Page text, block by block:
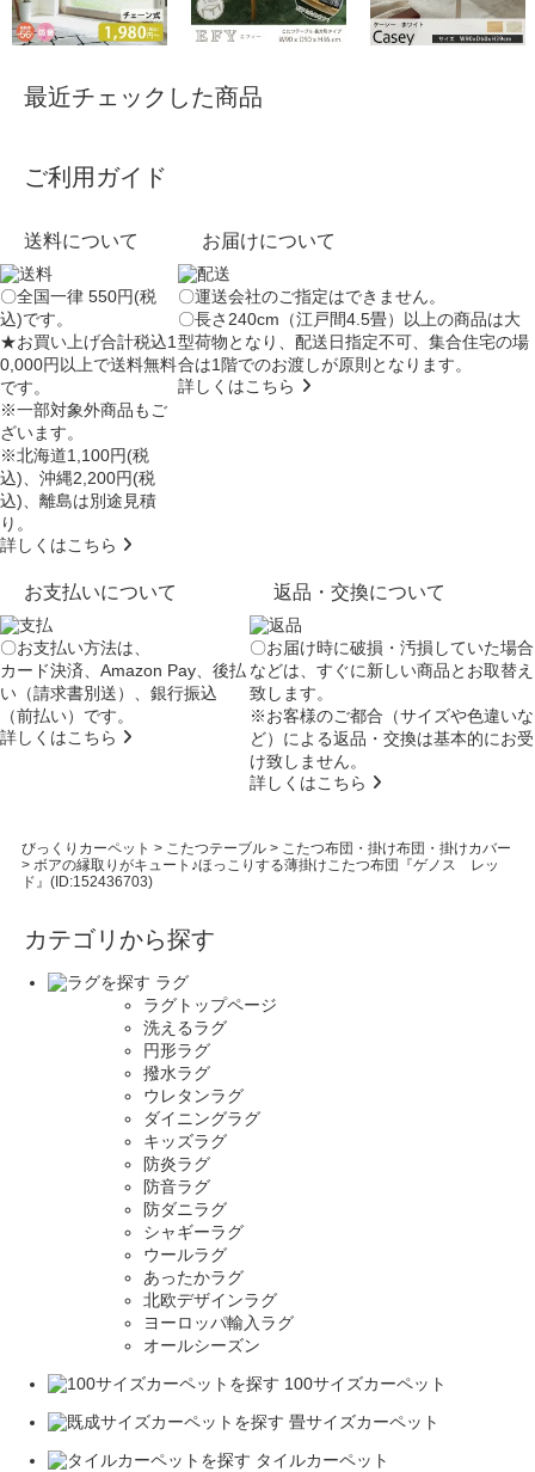
最近チェックした商品
ご利用ガイド
送料について
〇全国一律 550円(税
込)です。
★お買い上げ合計税込1
0,000円以上で送料無料
です。
※一部対象外商品もご
ざいます。
※北海道1,100円(税
込)、沖縄2,200円(税
込)、離島は別途見積
り。
詳しくはこちら
お届けについて
〇運送会社のご指定はできません。
〇長さ240cm（江戸間4.5畳）以上の商品は大
型荷物となり、配送日指定不可、集合住宅の場
合は1階でのお渡しが原則となります。
詳しくはこちら
お支払いについて
〇お支払い方法は、
カード決済、Amazon Pay、後払
い（請求書別送）、銀行振込
（前払い）です。
詳しくはこちら
返品・交換について
〇お届け時に破損・汚損していた場合
などは、すぐに新しい商品とお取替え
致します。
※お客様のご都合（サイズや色違いな
ど）による返品・交換は基本的にお受
け致しません。
詳しくはこちら
びっくりカーペット > こたつテーブル> こたつ布団・掛け布団・掛けカバー
> ボアの縁取りがキュート♪ほっこりする薄掛けこたつ布団『ゲノス レッ
ド』(ID:152436703)
カテゴリから探す
ラグ
ラグトップページ
洗えるラグ
円形ラグ
撥水ラグ
ウレタンラグ
ダイニングラグ
キッズラグ
防炎ラグ
防音ラグ
防ダニラグ
シャギーラグ
ウールラグ
あったかラグ
北欧デザインラグ
ヨーロッパ輸入ラグ
オールシーズン
100サイズカーペット
畳サイズカーペット
タイルカーペット